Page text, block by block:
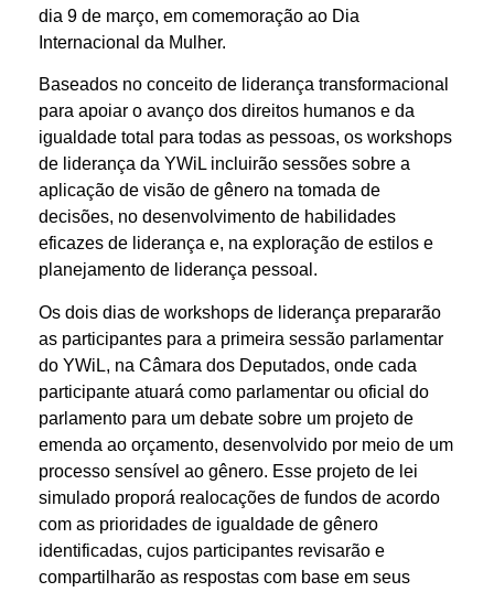
dia 9 de março, em comemoração ao Dia
Internacional da Mulher.
Baseados no conceito de liderança transformacional
para apoiar o avanço dos direitos humanos e da
igualdade total para todas as pessoas, os workshops
de liderança da YWiL incluirão sessões sobre a
aplicação de visão de gênero na tomada de
decisões, no desenvolvimento de habilidades
eficazes de liderança e, na exploração de estilos e
planejamento de liderança pessoal.
Os dois dias de workshops de liderança prepararão
as participantes para a primeira sessão parlamentar
do YWiL, na Câmara dos Deputados, onde cada
participante atuará como parlamentar ou oficial do
parlamento para um debate sobre um projeto de
emenda ao orçamento, desenvolvido por meio de um
processo sensível ao gênero. Esse projeto de lei
simulado proporá realocações de fundos de acordo
com as prioridades de igualdade de gênero
identificadas, cujos participantes revisarão e
compartilharão as respostas com base em seus